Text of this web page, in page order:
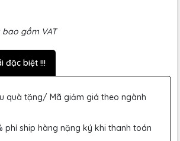
bao gồm VAT
đặc biệt !!!
quà tặng/ Mã giảm giá theo ngành
phí ship hàng nặng ký khi thanh toán